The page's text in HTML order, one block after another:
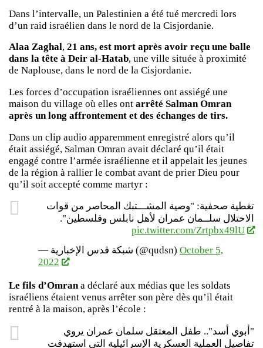
Dans l’intervalle, un Palestinien a été tué mercredi lors
d’un raid israélien dans le nord de la Cisjordanie.
Alaa Zaghal, 21 ans, est mort après avoir reçu une balle
dans la tête à Deir al-Hatab, une ville située à proximité
de Naplouse, dans le nord de la Cisjordanie.
Les forces d’occupation israéliennes ont assiégé une
maison du village où elles ont arrêté Salman Omran
après un long affrontement et des échanges de tirs.
Dans un clip audio apparemment enregistré alors qu’il
était assiégé, Salman Omran avait déclaré qu’il était
engagé contre l’armée israélienne et il appelait les jeunes
de la région à rallier le combat avant de prier Dieu pour
qu’il soit accepté comme martyr :
تغطية صحفية: "وصية المشـــتبك المحاصر من قوات
الاحتلال سلــمان عمران لأهل نابلس وفلسطين".
pic.twitter.com/Zrtpbx49lU
— شبكة قدس الإخبارية (@qudsn) October 5,
2022
Le fils d’Omrana déclaré aux médias que les soldats
israéliens étaient venus arrêter son père dès qu’il était
rentré à la maison, après l’école :
"أبوي أسد".. طفل المعتقل سلمان عمران يروي
تفاصيل العملية العسكرية الإسرائيلية التي استهدفت